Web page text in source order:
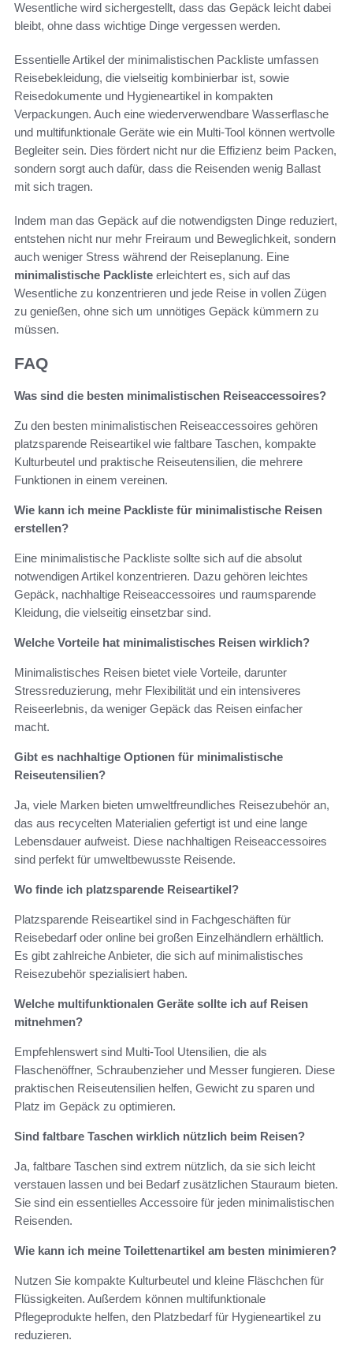
Wesentliche wird sichergestellt, dass das Gepäck leicht dabei
bleibt, ohne dass wichtige Dinge vergessen werden.
Essentielle Artikel der minimalistischen Packliste umfassen
Reisebekleidung, die vielseitig kombinierbar ist, sowie
Reisedokumente und Hygieneartikel in kompakten
Verpackungen. Auch eine wiederverwendbare Wasserflasche
und multifunktionale Geräte wie ein Multi-Tool können wertvolle
Begleiter sein. Dies fördert nicht nur die Effizienz beim Packen,
sondern sorgt auch dafür, dass die Reisenden wenig Ballast
mit sich tragen.
Indem man das Gepäck auf die notwendigsten Dinge reduziert,
entstehen nicht nur mehr Freiraum und Beweglichkeit, sondern
auch weniger Stress während der Reiseplanung. Eine
minimalistische Packliste erleichtert es, sich auf das
Wesentliche zu konzentrieren und jede Reise in vollen Zügen
zu genießen, ohne sich um unnötiges Gepäck kümmern zu
müssen.
FAQ
Was sind die besten minimalistischen Reiseaccessoires?
Zu den besten minimalistischen Reiseaccessoires gehören
platzsparende Reiseartikel wie faltbare Taschen, kompakte
Kulturbeutel und praktische Reiseutensilien, die mehrere
Funktionen in einem vereinen.
Wie kann ich meine Packliste für minimalistische Reisen
erstellen?
Eine minimalistische Packliste sollte sich auf die absolut
notwendigen Artikel konzentrieren. Dazu gehören leichtes
Gepäck, nachhaltige Reiseaccessoires und raumsparende
Kleidung, die vielseitig einsetzbar sind.
Welche Vorteile hat minimalistisches Reisen wirklich?
Minimalistisches Reisen bietet viele Vorteile, darunter
Stressreduzierung, mehr Flexibilität und ein intensiveres
Reiseerlebnis, da weniger Gepäck das Reisen einfacher
macht.
Gibt es nachhaltige Optionen für minimalistische
Reiseutensilien?
Ja, viele Marken bieten umweltfreundliches Reisezubehör an,
das aus recycelten Materialien gefertigt ist und eine lange
Lebensdauer aufweist. Diese nachhaltigen Reiseaccessoires
sind perfekt für umweltbewusste Reisende.
Wo finde ich platzsparende Reiseartikel?
Platzsparende Reiseartikel sind in Fachgeschäften für
Reisebedarf oder online bei großen Einzelhändlern erhältlich.
Es gibt zahlreiche Anbieter, die sich auf minimalistisches
Reisezubehör spezialisiert haben.
Welche multifunktionalen Geräte sollte ich auf Reisen
mitnehmen?
Empfehlenswert sind Multi-Tool Utensilien, die als
Flaschenöffner, Schraubenzieher und Messer fungieren. Diese
praktischen Reiseutensilien helfen, Gewicht zu sparen und
Platz im Gepäck zu optimieren.
Sind faltbare Taschen wirklich nützlich beim Reisen?
Ja, faltbare Taschen sind extrem nützlich, da sie sich leicht
verstauen lassen und bei Bedarf zusätzlichen Stauraum bieten.
Sie sind ein essentielles Accessoire für jeden minimalistischen
Reisenden.
Wie kann ich meine Toilettenartikel am besten minimieren?
Nutzen Sie kompakte Kulturbeutel und kleine Fläschchen für
Flüssigkeiten. Außerdem können multifunktionale
Pflegeprodukte helfen, den Platzbedarf für Hygieneartikel zu
reduzieren.